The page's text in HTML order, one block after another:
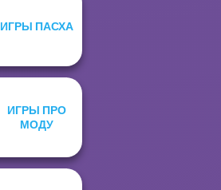
ИГРЫ ПАСХА
ИГРЫ ПРО
МОДУ